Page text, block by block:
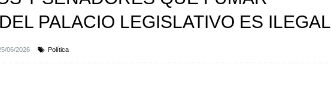
PALACIO LEGISLATIVO ES ILEGAL
06/2026 Política